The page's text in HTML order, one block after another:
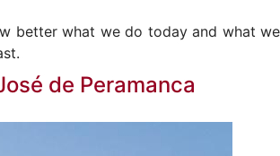
better what we do today and what we
de Peramanca